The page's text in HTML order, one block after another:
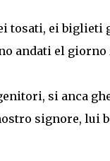
tosati, ei biglieti
andati el giorno
si anca
signore, lui